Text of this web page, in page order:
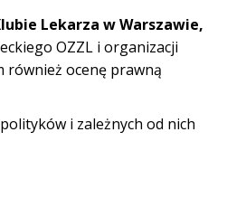
Lekarza w Warszawie,
OZZL i organizacji
również ocenę prawną
i zależnych od nich